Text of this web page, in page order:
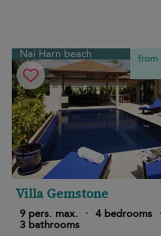
Nai Harn beach from
Villa Gemstone
9 pers. max.
· 4 bedrooms ·
3 bathrooms